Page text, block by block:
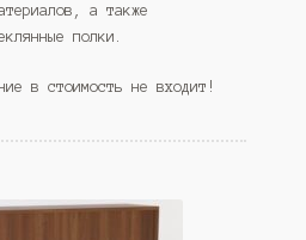
а также
полки.
в стоимость не входит!